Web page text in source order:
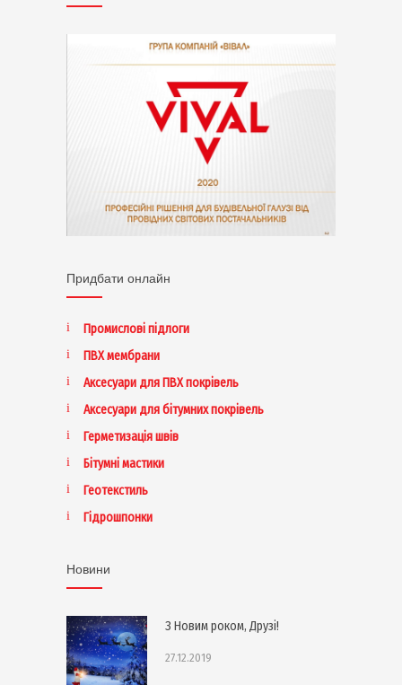
Придбати онлайн
Промислові підлоги
ПВХ мембрани
Аксесуари для ПВХ покрівель
Аксесуари для бітумних покрівель
Герметизація швів
Бітумні мастики
Геотекстиль
Гідрошпонки
Новини
З Новим роком, Друзі!
27.12.2019